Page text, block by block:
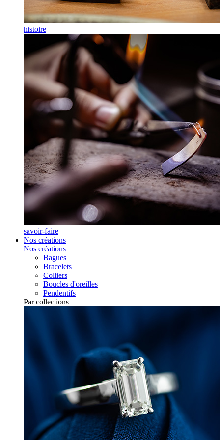
histoire
savoir-faire
Nos créations
Nos créations
Bagues
Bracelets
Colliers
Boucles d'oreilles
Pendentifs
Par collections